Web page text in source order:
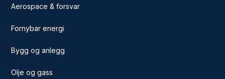
Aerospace & forsvar
Fornybar energi
Bygg og anlegg
Olje og gass